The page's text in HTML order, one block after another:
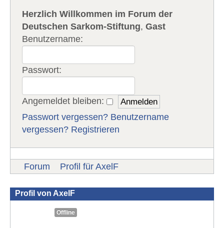
Herzlich Willkommen im Forum der
Deutschen Sarkom-Stiftung,Gast
Benutzername:
Passwort:
Angemeldet bleiben:
Passwort vergessen? Benutzername
vergessen? Registrieren
Forum Profil für AxelF
Profil von AxelF
Offline